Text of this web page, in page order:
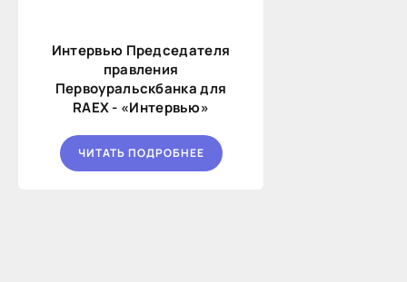
Интервью Председателя
правления
Первоуральскбанка для
RAEX - «Интервью»
ЧИТАТЬ ПОДРОБНЕЕ